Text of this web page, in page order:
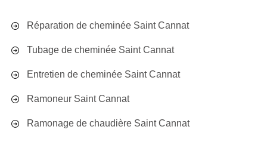
Réparation de cheminée Saint Cannat
Tubage de cheminée Saint Cannat
Entretien de cheminée Saint Cannat
Ramoneur Saint Cannat
Ramonage de chaudière Saint Cannat